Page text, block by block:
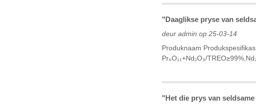
"Daaglikse pryse van
deur admin op 25-03-14
Produknaam
Pr₆O₁₁+Nd₂O₃/
"Het die prys van